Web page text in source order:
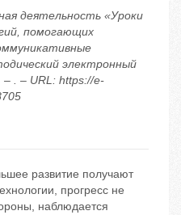
деятельность «Уроки
помогающих
электронный
. – URL: https://e-
развитие получают
прогресс не
наблюдается